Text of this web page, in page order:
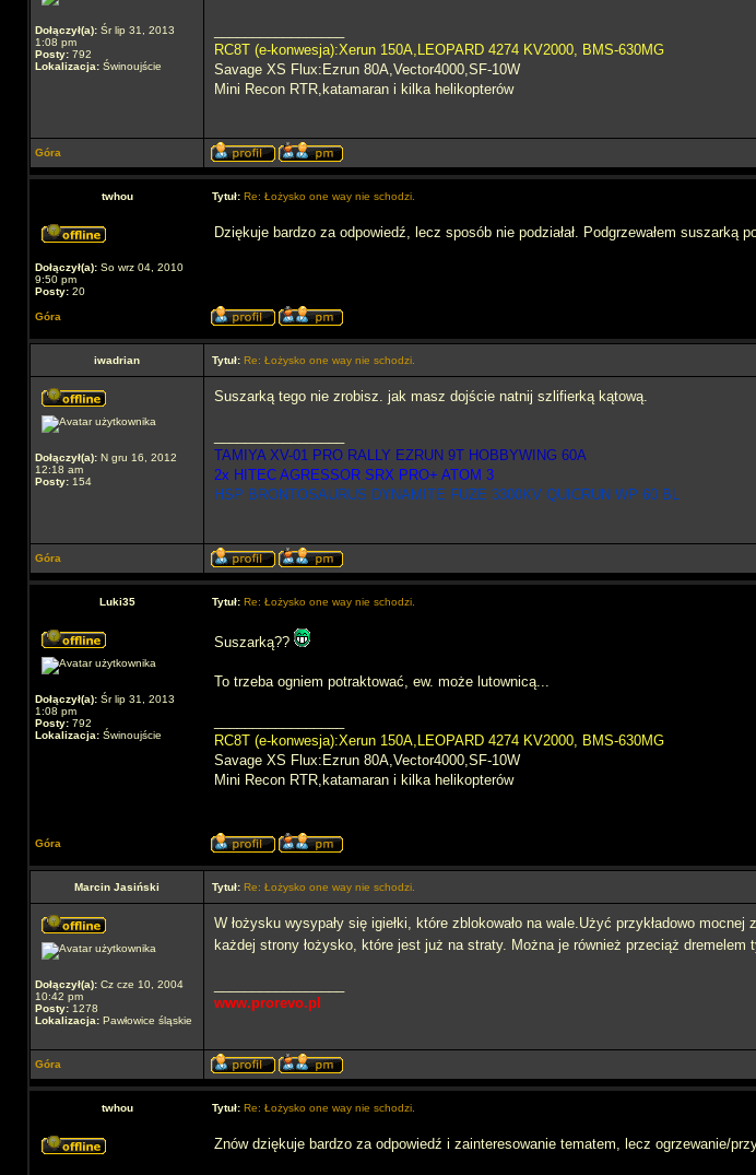
Dołączył(a): Śr lip 31, 2013
1:08 pm
Posty: 792
Lokalizacja: Świnoujście
RC8T (e-konwesja):Xerun 150A,LEOPARD 4274 KV2000, BMS-630MG
Savage XS Flux:Ezrun 80A,Vector4000,SF-10W
Mini Recon RTR,katamaran i kilka helikopterów
Góra
twhou Tytuł: Re: Łożysko one way nie schodzi.
Dołączył(a): So wrz 04, 2010
9:50 pm
Posty: 20
Dziękuje bardzo za odpowiedź, lecz sposób nie podziałał. Podgrzewałem
Góra
iwadrian Tytuł: Re: Łożysko one way nie schodzi.
Dołączył(a): N gru 16, 2012
12:18 am
Posty: 154
Suszarką tego nie zrobisz. jak masz dojście natnij szlifierką kątową.
TAMIYA XV-01 PRO RALLY EZRUN 9T HOBBYWING 60A
2x HITEC AGRESSOR SRX PRO+ ATOM 3
HSP BRONTOSAURUS DYNAMITE FUZE 3300KV QUICRUN WP 60 BL
Góra
Luki35 Tytuł: Re: Łożysko one way nie schodzi.
Dołączył(a): Śr lip 31, 2013
1:08 pm
Posty: 792
Lokalizacja: Świnoujście
Suszarką??
To trzeba ogniem potraktować, ew. może lutownicą...
RC8T (e-konwesja):Xerun 150A,LEOPARD 4274 KV2000, BMS-630MG
Savage XS Flux:Ezrun 80A,Vector4000,SF-10W
Mini Recon RTR,katamaran i kilka helikopterów
Góra
Marcin Jasiński Tytuł: Re: Łożysko one way nie schodzi.
Dołączył(a): Cz cze 10, 2004
10:42 pm
Posty: 1278
Lokalizacja: Pawłowice śląskie
W łożysku wysypały się igiełki, które zblokowało na wale.Użyć przykładowo
każdej strony łożysko, które jest już na straty. Można je również przeciąż
www.prorevo.pl
Góra
twhou Tytuł: Re: Łożysko one way nie schodzi.
Znów dziękuje bardzo za odpowiedź i zainteresowanie tematem, lecz ogrzewanie/